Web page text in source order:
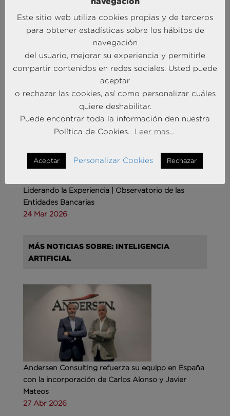
Andersen Consulting refuerza su crecimiento en
España con la incorporación de Francisco Puertas
como Socio Responsable de Human Capital
MÁS NOTICIAS SOBRE: INTELIGENCIA
COMPETITIVA
Liderando la Experiencia | Observatorio de las
Entidades Bancarias
24 Mar 2026
MÁS NOTICIAS SOBRE: INTELIGENCIA
ARTIFICIAL
Andersen Consulting refuerza su equipo en España
con la incorporación de Carlos Alonso y Javier
Mateos
27 Abr 2026
Este sitio web utiliza cookies propias y de terceros
para obtener estadísticas sobre los hábitos de
navegación
del usuario, mejorar su experiencia y permitirle
compartir contenidos en redes sociales. Usted puede
aceptar
o rechazar las cookies, así como personalizar cuáles
quiere deshabilitar.
Puede encontrar toda la información den nuestra
Política de Cookies.
Leer mas...
Aceptar Personalizar Cookies Rechazar